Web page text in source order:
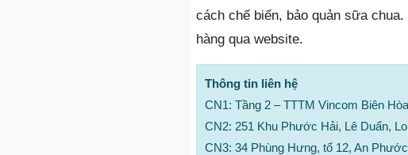
cách chế biến, bảo quản sữa
hàng qua website.
Thông tin liên hệ
CN1: Tầng 2 – TTTM Vincom Biên
CN2: 251 Khu Phước Hải, Lê Duẩn,
CN3: 34 Phùng Hưng, tổ 12, An